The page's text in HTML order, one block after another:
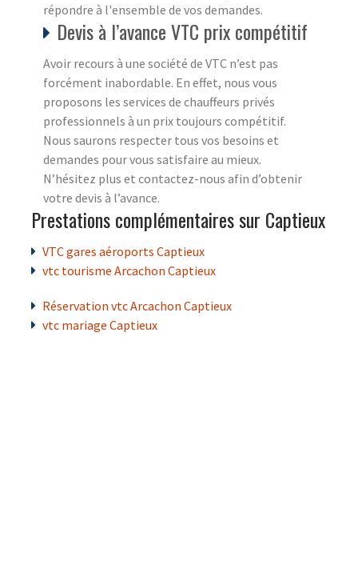
répondre à l'ensemble de vos demandes.
Devis à l’avance VTC prix compétitif
Avoir recours à une société de VTC n’est pas
forcément inabordable. En effet, nous vous
proposons les services de chauffeurs privés
professionnels à un prix toujours compétitif.
Nous saurons respecter tous vos besoins et
demandes pour vous satisfaire au mieux.
N’hésitez plus et contactez-nous afin d’obtenir
votre devis à l’avance.
Prestations complémentaires sur Captieux
VTC gares aéroports Captieux
vtc tourisme Arcachon Captieux
Réservation vtc Arcachon Captieux
vtc mariage Captieux